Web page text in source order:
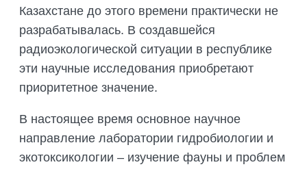
Казахстане до этого времени практически не
разрабатывалась. В создавшейся
радиоэкологической ситуации в республике
эти научные исследования приобретают
приоритетное значение.
В настоящее время основное научное
направление лаборатории гидробиологии и
экотоксикологии – изучение фауны и проблем